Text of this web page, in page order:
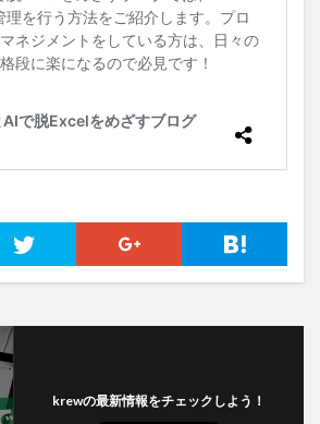
krewの最新情報をチェックしよう！